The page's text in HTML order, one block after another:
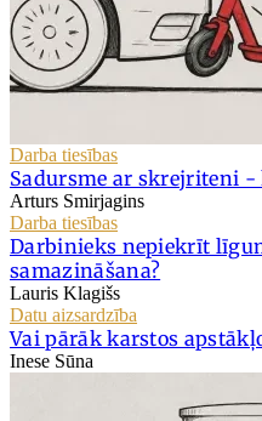
Darba tiesības
Sadursme ar skrejriteni -
Arturs Smirjagins
Darba tiesības
Darbinieks nepiekrīt
samazināšana?
Lauris Klagišs
Datu aizsardzība
Vai pārāk karstos
Inese Sūna